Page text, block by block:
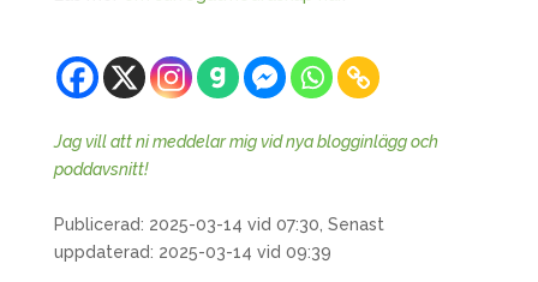
Jag vill att ni meddelar mig vid nya blogginlägg och
poddavsnitt!
Publicerad: 2025-03-14 vid 07:30, Senast
uppdaterad: 2025-03-14 vid 09:39